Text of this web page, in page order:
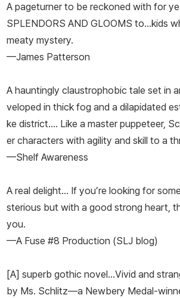
A pageturner to be reckoned with for
SPLENDORS AND GLOOMS to…kids
meaty mystery.
—James Patterson
A hauntingly claustrophobic tale set in
veloped in thick fog and a dilapidated
ke district.... Like a master puppeteer,
er characters with agility and skill to a
—Shelf Awareness
A real delight... If you’re looking for
sterious but with a good strong heart,
you.
—A Fuse #8 Production (SLJ blog)
[A] superb gothic novel…Vivid and
by Ms. Schlitz—a Newbery Medal-